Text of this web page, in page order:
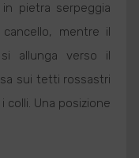
pietra serpeggia
mentre il
allunga verso il
sui tetti rossastri
colli. Una posizione